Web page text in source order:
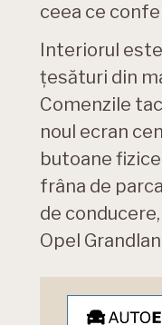
ceea ce
Interiorul
țesături din
Comenzile
noul ecran
butoane
frâna de
de
Opel